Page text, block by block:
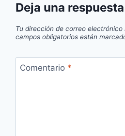
Deja una respuesta
Tu dirección de correo electrónico
campos obligatorios están
Comentario *